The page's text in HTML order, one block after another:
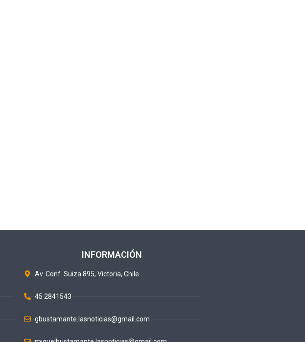
INFORMACIÓN
Av. Conf. Suiza 895, Victoria, Chile
45 2841543
gbustamante.lasnoticias@gmail.com